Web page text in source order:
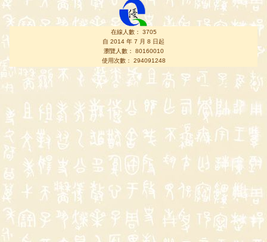
在線人數： 3705
自 2014 年 7 月 8 日起
瀏覽人數： 80160010
使用次數： 294091248